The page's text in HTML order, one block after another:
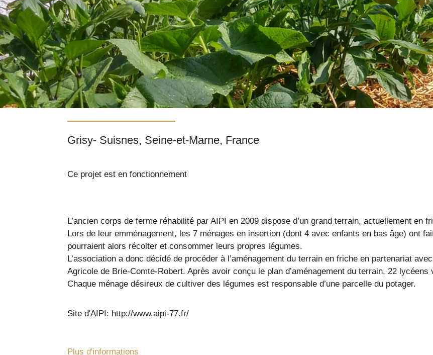
Grisy- Suisnes, Seine-et-Marne, France
Ce projet est en fonctionnement
L’ancien corps de ferme réhabilité par AIPI en 2009 dispose d’un grand terrain, actuellement en
Lors de leur emménagement, les 7 ménages en insertion (dont 4 avec enfants en bas âge) ont
pourraient alors récolter et consommer leurs propres légumes.
L’association a donc décidé de procéder à l’aménagement du terrain en friche en partenariat
Agricole de Brie-Comte-Robert. Après avoir conçu le plan d’aménagement du terrain, 22
Chaque ménage désireux de cultiver des légumes est responsable d’une parcelle du potager.
Site d'AIPI: http://www.aipi-77.fr/
Plus d'informations